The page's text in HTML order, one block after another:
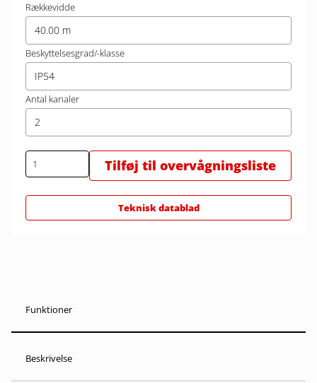
Rækkevidde
40.00 m
Beskyttelsesgrad/-klasse
IP54
Antal kanaler
2
Tilføj til overvågningsliste
Teknisk datablad
Funktioner
Beskrivelse